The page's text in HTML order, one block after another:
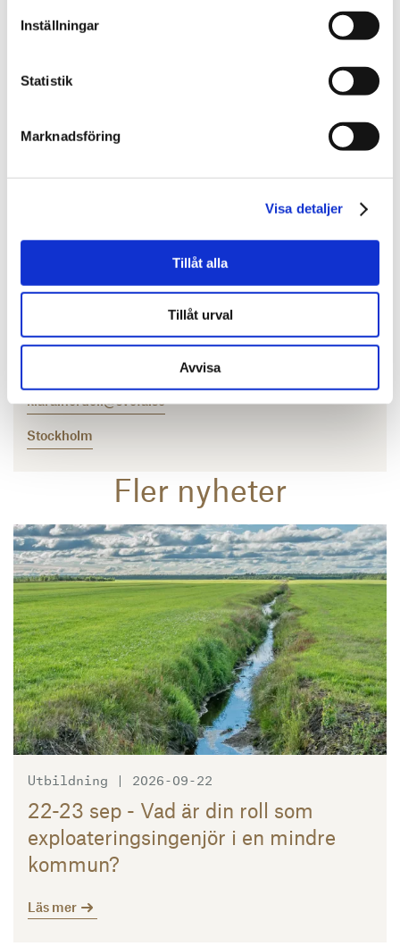
Inställningar
Statistik
Marknadsföring
Visa detaljer
Tillåt alla
Tillåt urval
Avvisa
Mer om mig
klara.nordell@svefa.se
Stockholm
Fler nyheter
Utbildning | 2026-09-22
22-23 sep - Vad är din roll som
exploateringsingenjör i en mindre
kommun?
Läs mer
Läs mer